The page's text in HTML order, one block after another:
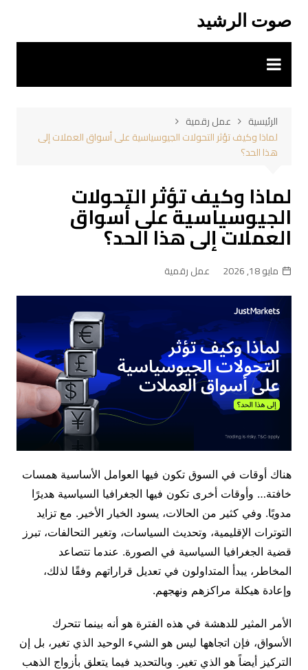
المحتوى
صوت الرشيد
الرئيسية
عمل رقمية
لماذا وكيف تؤثر التحولات الجيوسياسية على أسواق العملات إلى
هذا الحد؟
لماذا وكيف تؤثر التحولات
الجيوسياسية على أسواق
العملات إلى هذا الحد؟
مايو 18, 2026 عمل رقمية
هناك أوقات في السوق تكون فيها العوامل الأساسية همسات
خافتة… وأوقات أخرى تكون فيها الجغرافيا السياسية هديرًا
مدويًا. وفي كثير من الحالات، يسود الخيار الأخير. مع تزايد
التوترات الإقليمية، وتحديث السياسات، وتغير التحالفات، تبرز
قضية الجغرافيا السياسية في الصورة. عندما تتصاعد
المخاطر، يبدأ المتداولون في تعديل قراراتهم وفقًا لذلك،
وإعادة هيكلة مراكزهم ونهجهم.
الأمر المثير للدهشة في هذه الفترة هو أنه بينما تتحرك
الأسواق، فإن اتجاهها ليس هو الشيء الوحيد الذي تغير، بل إن
التركيز أيضاً هو الذي تغير. وبالتحديد فيما يتعلق بأزواج الذهب